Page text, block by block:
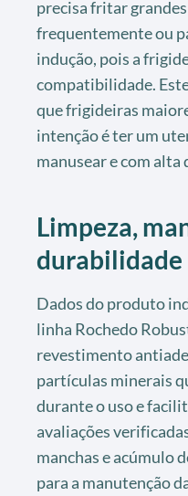
precisa fritar
frequentemente ou
indução, pois a
compatibilidade.
que frigideiras
intenção é ter um
manusear e com
Limpeza,
durabilidade
Dados do produto
linha Rochedo
revestimento
partículas minerais
durante o uso e
avaliações
manchas e acúmulo
para a manutenção